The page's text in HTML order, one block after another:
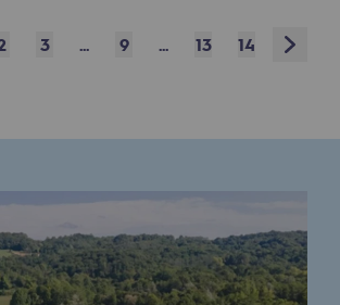
du fonds de dotation
un projet
de gaz
3 ... 9 ... 13 14 Next